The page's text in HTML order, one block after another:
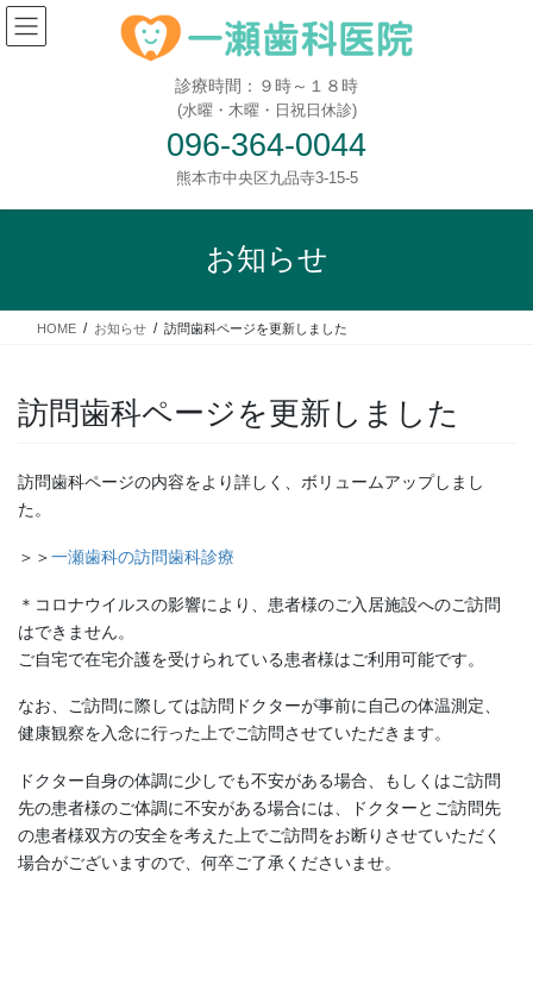
診療時間：９時～１８時
(水曜・木曜・日祝日休診)
096-364-0044
熊本市中央区九品寺3-15-5
お知らせ
HOME お知らせ 訪問歯科ページを更新しました
訪問歯科ページを更新しました
訪問歯科ページの内容をより詳しく、ボリュームアップしまし
た。
＞＞一瀬歯科の訪問歯科診療
＊コロナウイルスの影響により、患者様のご入居施設へのご訪問
はできません。
ご自宅で在宅介護を受けられている患者様はご利用可能です。
なお、ご訪問に際しては訪問ドクターが事前に自己の体温測定、
健康観察を入念に行った上でご訪問させていただきます。
ドクター自身の体調に少しでも不安がある場合、もしくはご訪問
先の患者様のご体調に不安がある場合には、ドクターとご訪問先
の患者様双方の安全を考えた上でご訪問をお断りさせていただく
場合がございますので、何卒ご了承くださいませ。